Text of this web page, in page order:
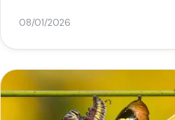
08/01/2026